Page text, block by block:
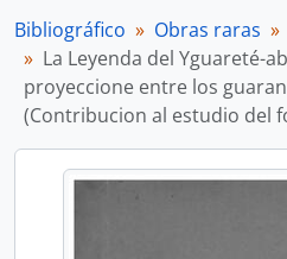
Bibliográfico Obras raras
La Leyenda del Yguareté-
proyeccione entre los
(Contribucion al estudio del